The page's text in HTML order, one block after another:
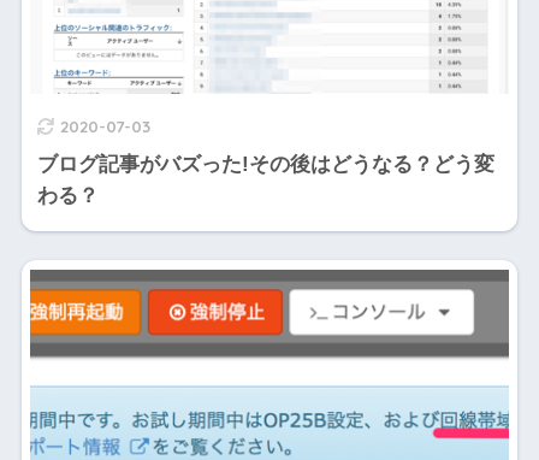
2020-07-03
ブログ記事がバズった!その後はどうなる？どう変
わる？